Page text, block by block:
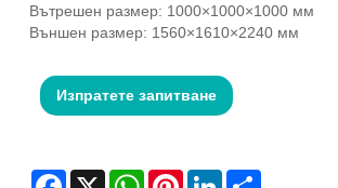
Вътрешен размер: 1000×1000×1000 мм
Външен размер: 1560×1610×2240 мм
Изпратете запитване
Facebook
X WhatsAppPinterestLinkedIn